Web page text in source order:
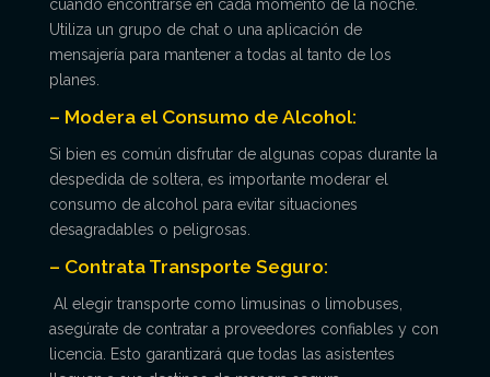
cuándo encontrarse en cada momento de la noche.
Utiliza un grupo de chat o una aplicación de
mensajería para mantener a todas al tanto de los
planes.
– Modera el Consumo de Alcohol:
Si bien es común disfrutar de algunas copas durante la
despedida de soltera, es importante moderar el
consumo de alcohol para evitar situaciones
desagradables o peligrosas.
– Contrata Transporte Seguro:
Al elegir transporte como limusinas o limobuses,
asegúrate de contratar a proveedores confiables y con
licencia. Esto garantizará que todas las asistentes